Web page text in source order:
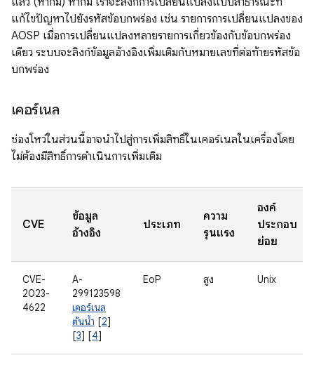
แก้ไขปัญหาไปยังรหัสข้อบกพร่อง เช่น รายการการเปลี่ยนแปลงของ
AOSP เมื่อการเปลี่ยนแปลงหลายรายการเกี่ยวข้องกับข้อบกพร่อง
เดียว ระบบจะลิงก์ข้อมูลอ้างอิงเพิ่มเติมกับหมายเลขที่ต่อท้ายรหัสข้อ
บกพร่อง
เคอร์เนล
ช่องโหว่ในส่วนนี้อาจนำไปสู่การเพิ่มสิทธิ์ในเคอร์เนลในเครื่องโดย
ไม่ต้องมีสิทธิ์การดำเนินการเพิ่มเติม
CVE
ข้อมูล
อ้างอิง
ประเภท
ความ
รุนแรง
องค์
ประกอบ
ย่อย
CVE-
2023-
4622
A-
299123598
เคอร์เนล
ต้นน้ำ [2]
[3] [4]
EoP สูง Unix